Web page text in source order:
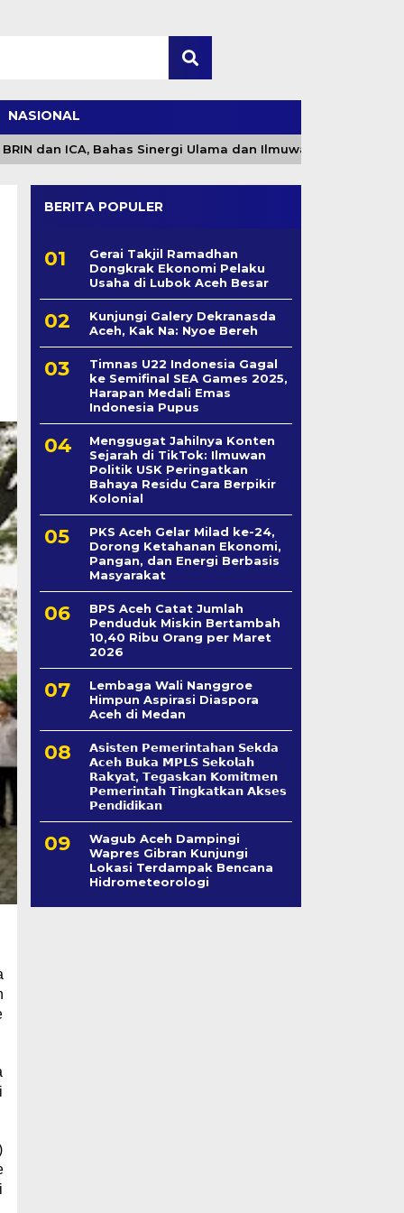
NASIONAL
dan ICA, Bahas Sinergi Ulama dan Ilmuwan
BERITA POPULER
Gerai Takjil Ramadhan
Dongkrak Ekonomi Pelaku
Usaha di Lubok Aceh Besar
Kunjungi Galery Dekranasda
Aceh, Kak Na: Nyoe Bereh
Timnas U22 Indonesia Gagal
ke Semifinal SEA Games 2025,
Harapan Medali Emas
Indonesia Pupus
Menggugat Jahilnya Konten
Sejarah di TikTok: Ilmuwan
Politik USK Peringatkan
Bahaya Residu Cara Berpikir
Kolonial
PKS Aceh Gelar Milad ke-24,
Dorong Ketahanan Ekonomi,
Pangan, dan Energi Berbasis
Masyarakat
BPS Aceh Catat Jumlah
Penduduk Miskin Bertambah
10,40 Ribu Orang per Maret
2026
Lembaga Wali Nanggroe
Himpun Aspirasi Diaspora
Aceh di Medan
𝗔𝘀𝗶𝘀𝘁𝗲𝗻 𝗣𝗲𝗺𝗲𝗿𝗶𝗻𝘁𝗮𝗵𝗮𝗻 𝗦𝗲k𝗱𝗮
𝗔𝗰𝗲𝗵 𝗕𝘂𝗸𝗮 𝗠𝗣𝗟𝗦 𝗦𝗲𝗸𝗼𝗹𝗮𝗵
𝗥𝗮𝗸𝘆𝗮𝘁, 𝗧𝗲𝗴𝗮𝘀𝗸𝗮𝗻 𝗞𝗼𝗺𝗶𝘁𝗺𝗲𝗻
𝗣𝗲𝗺𝗲𝗿𝗶𝗻𝘁𝗮𝗵 𝗧𝗶𝗻𝗴𝗸𝗮𝘁𝗸𝗮𝗻 𝗔𝗸𝘀𝗲𝘀
𝗣𝗲𝗻𝗱𝗶𝗱𝗶𝗸𝗮𝗻
Wagub Aceh Dampingi
Wapres Gibran Kunjungi
Lokasi Terdampak Bencana
Hidrometeorologi